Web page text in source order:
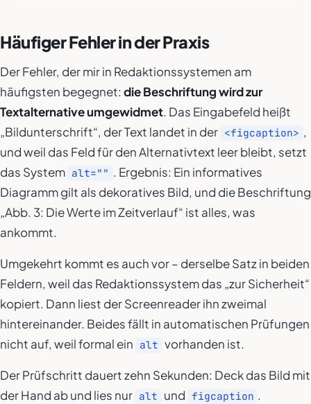
Häufiger Fehler in der Praxis
Der Fehler, der mir in Redaktionssystemen am
häufigsten begegnet:die Beschriftung wird zur
Textalternative umgewidmet. Das Eingabefeld heißt
„Bildunterschrift“, der Text landet in der <figcaption> ,
und weil das Feld für den Alternativtext leer bleibt, setzt
das System alt="" . Ergebnis: Ein informatives
Diagramm gilt als dekoratives Bild, und die Beschriftung
„Abb. 3: Die Werte im Zeitverlauf“ ist alles, was
ankommt.
Umgekehrt kommt es auch vor – derselbe Satz in beiden
Feldern, weil das Redaktionssystem das „zur Sicherheit“
kopiert. Dann liest der Screenreader ihn zweimal
hintereinander. Beides fällt in automatischen Prüfungen
nicht auf, weil formal ein alt vorhanden ist.
Der Prüfschritt dauert zehn Sekunden: Deck das Bild mit
der Hand ab und lies nur alt und figcaption .